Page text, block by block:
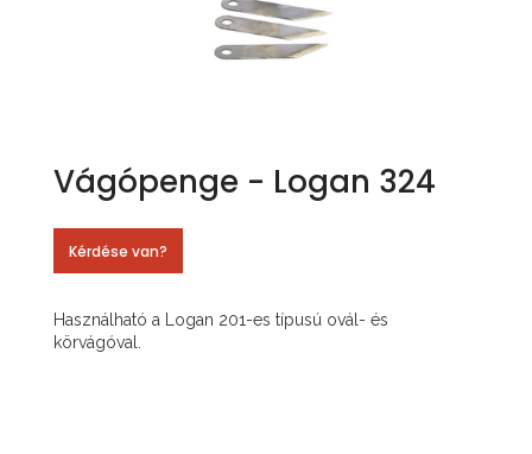
Vágópenge - Logan 324
Kérdése van?
Használható a Logan 201-es típusú ovál- és
körvágóval.